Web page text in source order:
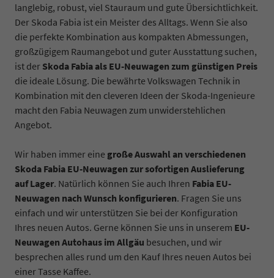
langlebig, robust, viel Stauraum und gute Übersichtlichkeit.
Der Skoda Fabia ist ein Meister des Alltags. Wenn Sie also
die perfekte Kombination aus kompakten Abmessungen,
großzügigem Raumangebot und guter Ausstattung suchen,
ist der Skoda Fabia als EU-Neuwagen zum günstigen Preis
die ideale Lösung. Die bewährte Volkswagen Technik in
Kombination mit den cleveren Ideen der Skoda-Ingenieure
macht den Fabia Neuwagen zum unwiderstehlichen
Angebot.
Wir haben immer eine große Auswahl an verschiedenen
Skoda Fabia EU-Neuwagen zur sofortigen Auslieferung
auf Lager. Natürlich können Sie auch Ihren Fabia EU-
Neuwagen nach Wunsch konfigurieren. Fragen Sie uns
einfach und wir unterstützen Sie bei der Konfiguration
Ihres neuen Autos. Gerne können Sie uns in unserem EU-
Neuwagen Autohaus im Allgäu besuchen, und wir
besprechen alles rund um den Kauf Ihres neuen Autos bei
einer Tasse Kaffee.